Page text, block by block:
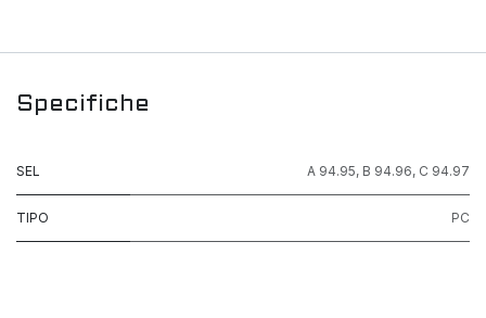
Specifiche
SEL A 94.95, B 94.96, C 94.97
TIPO PC